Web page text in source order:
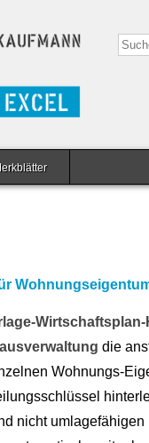
die
Wohnungs-
nicht